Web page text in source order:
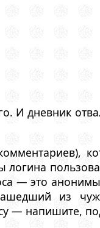
И дневник
логина
— это
из
— напишите,